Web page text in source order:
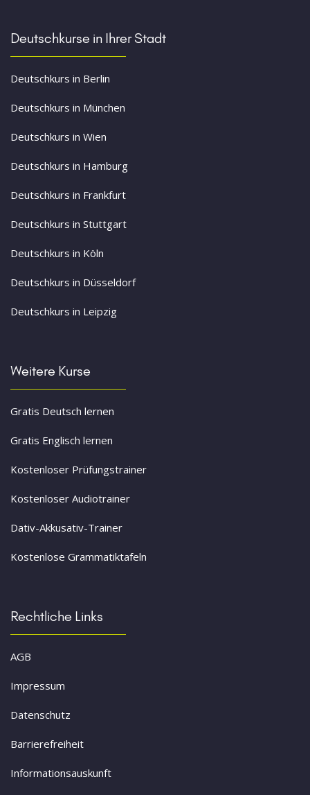
Deutschkurse in Ihrer Stadt
Deutschkurs in Berlin
Deutschkurs in München
Deutschkurs in Wien
Deutschkurs in Hamburg
Deutschkurs in Frankfurt
Deutschkurs in Stuttgart
Deutschkurs in Köln
Deutschkurs in Düsseldorf
Deutschkurs in Leipzig
Weitere Kurse
Gratis Deutsch lernen
Gratis Englisch lernen
Kostenloser Prüfungstrainer
Kostenloser Audiotrainer
Dativ-Akkusativ-Trainer
Kostenlose Grammatiktafeln
Rechtliche Links
AGB
Impressum
Datenschutz
Barrierefreiheit
Informationsauskunft